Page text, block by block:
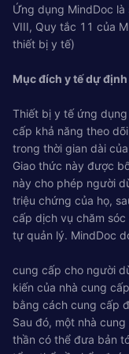
Ứng dụng MindDoc là
VIII, Quy tắc 11 của
thiết bị y tế)
Mục đích y tế dự định
Thiết bị y tế ứng
cấp khả năng theo
trong thời gian dài
Giao thức này được
này cho phép người
triệu chứng của họ,
cấp dịch vụ chăm
tự quản lý. MindDoc
cung cấp cho người
kiến ​​của nhà cung
bằng cách cung cấp
Sau đó, một nhà
thần có thể đưa bản